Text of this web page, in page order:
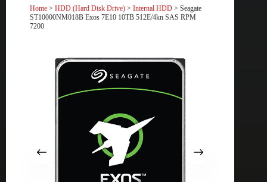
Home > HDD (Hard Disk Drive) > Internal HDD > Seagate
ST10000NM018B Exos 7E10 10TB 512E/4kn SAS RPM
7200